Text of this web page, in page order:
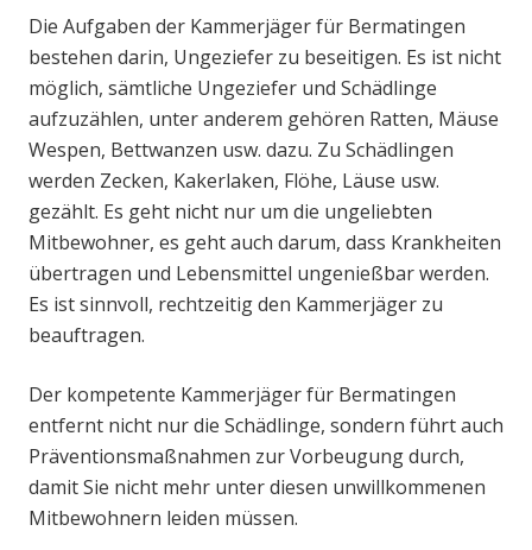
Die Aufgaben der Kammerjäger für Bermatingen
bestehen darin, Ungeziefer zu beseitigen. Es ist nicht
möglich, sämtliche Ungeziefer und Schädlinge
aufzuzählen, unter anderem gehören Ratten, Mäuse
Wespen, Bettwanzen usw. dazu. Zu Schädlingen
werden Zecken, Kakerlaken, Flöhe, Läuse usw.
gezählt. Es geht nicht nur um die ungeliebten
Mitbewohner, es geht auch darum, dass Krankheiten
übertragen und Lebensmittel ungenießbar werden.
Es ist sinnvoll, rechtzeitig den Kammerjäger zu
beauftragen.
Der kompetente Kammerjäger für Bermatingen
entfernt nicht nur die Schädlinge, sondern führt auch
Präventionsmaßnahmen zur Vorbeugung durch,
damit Sie nicht mehr unter diesen unwillkommenen
Mitbewohnern leiden müssen.